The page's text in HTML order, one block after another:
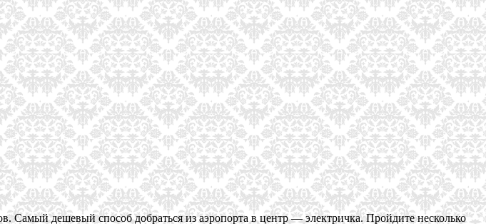
Самый дешевый способ добраться из аэропорта в центр — электричка. Пройдите несколько